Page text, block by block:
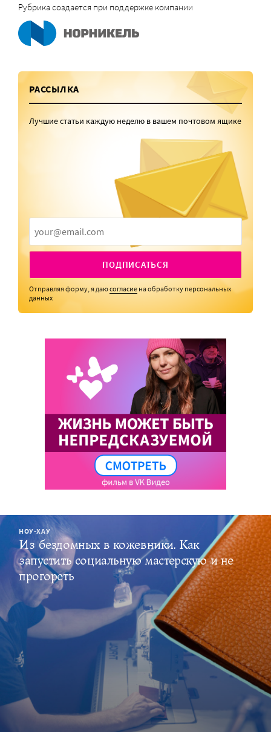
Рубрика создается при поддержке компании
РАССЫЛКА
Лучшие статьи каждую неделю в вашем почтовом ящике
ПОДПИСАТЬСЯ
Отправляя форму, я даюсогласие на обработку персональных
данных
НОУ-ХАУ
Из бездомных в кожевники. Как
запустить социальную мастерскую и не
прогореть